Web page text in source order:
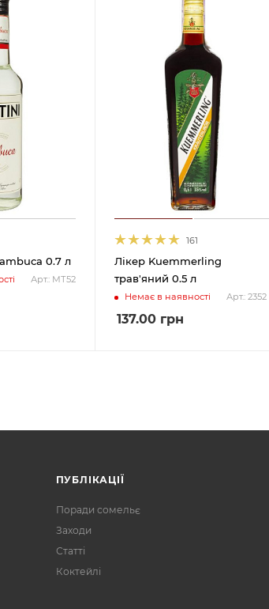
0.7 л
Арт.: МТ52
161
Лікер Kuemmerling
трав'яний 0.5 л
Немає в наявності Арт.: 2352
137.00 грн
ПУБЛІКАЦІЇ
Поради сомельє
Заходи
Статті
Коктейлі